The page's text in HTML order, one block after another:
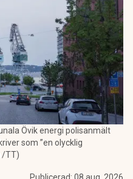
Övik energi polisanmält
som ”en olycklig
/TT)